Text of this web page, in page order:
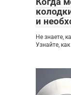
и
Не знаете,
Узнайте,